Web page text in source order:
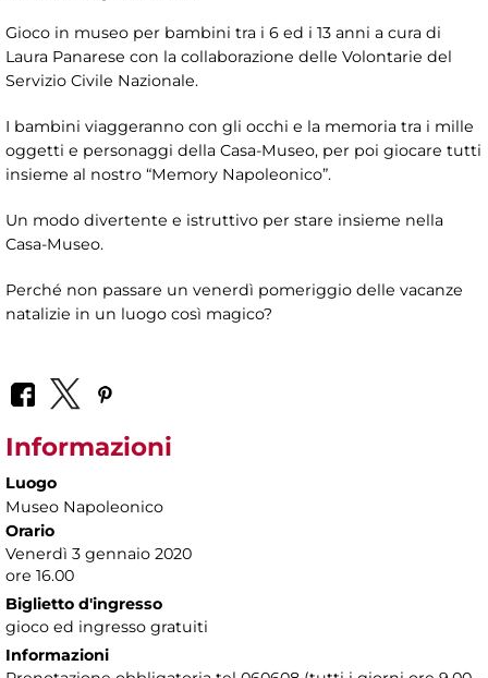
Gioco in museo per bambini tra i 6 ed i 13 anni a cura di
Laura Panarese con la collaborazione delle Volontarie del
Servizio Civile Nazionale.
I bambini viaggeranno con gli occhi e la memoria tra i mille
oggetti e personaggi della Casa-Museo, per poi giocare tutti
insieme al nostro “Memory Napoleonico”.
Un modo divertente e istruttivo per stare insieme nella
Casa-Museo.
Perché non passare un venerdì pomeriggio delle vacanze
natalizie in un luogo così magico?
Informazioni
Luogo
Museo Napoleonico
Orario
Venerdì 3 gennaio 2020
ore 16.00
Biglietto d'ingresso
gioco ed ingresso gratuiti
Informazioni